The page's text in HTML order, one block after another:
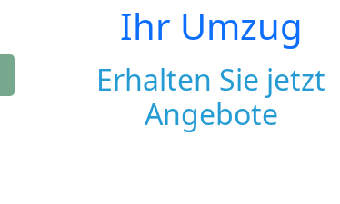
Ihr Umzug
Erhalten Sie jetzt
Angebote